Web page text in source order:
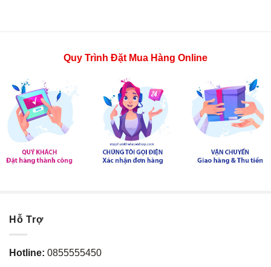
Quy Trình Đặt Mua Hàng Online
Hỗ Trợ
Hotline: 0855555450